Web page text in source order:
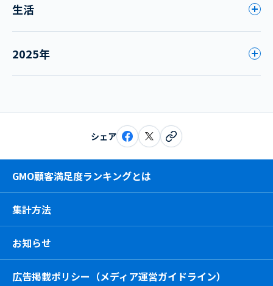
生活
2025年
シェア
GMO顧客満足度ランキングとは
集計方法
お知らせ
広告掲載ポリシー（メディア運営ガイドライン）